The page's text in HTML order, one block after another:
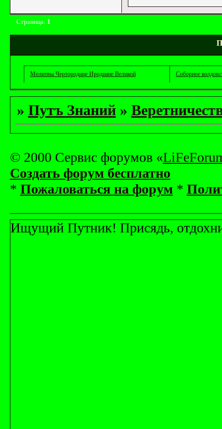
Страница: 1
Молитвы Чертородице Иродиане Великой Соборное
» Путъ Знаний »
© 2000 Сервис форумов «
Создать форум бесплатно
* Пожаловаться на форум*
Ищущий Путник! Присядь,